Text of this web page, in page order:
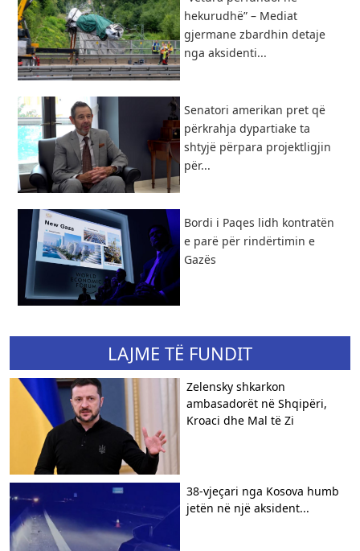
hekurudhë” – Mediat
gjermane zbardhin detaje
nga aksidenti...
Senatori amerikan pret që
përkrahja dypartiake ta
shtyjë përpara projektligjin
për...
Bordi i Paqes lidh kontratën
e parë për rindërtimin e
Gazës
LAJME TË FUNDIT
Zelensky shkarkon
ambasadorët në Shqipëri,
Kroaci dhe Mal të Zi
38-vjeçari nga Kosova humb
jetën në një aksident...